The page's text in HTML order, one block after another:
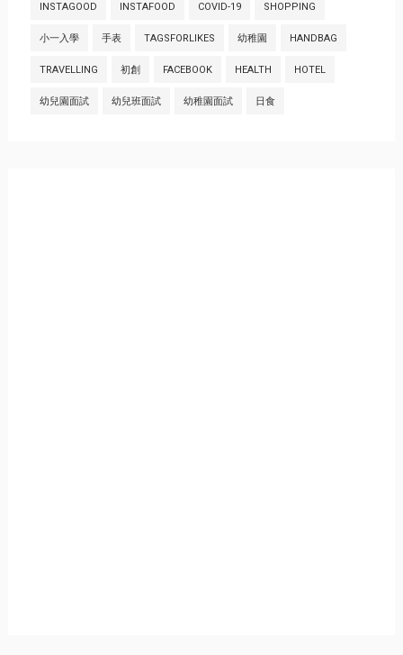
INSTAGOOD INSTAFOOD COVID-19 SHOPPING
小一入學 手表 TAGSFORLIKES 幼稚園 HANDBAG
TRAVELLING 初創 FACEBOOK HEALTH HOTEL
幼兒園面試 幼兒班面試 幼稚園面試 日食